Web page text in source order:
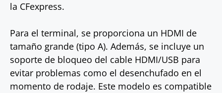
la CFexpress.
Para el terminal, se proporciona un HDMI de
tamaño grande (tipo A). Además, se incluye un
soporte de bloqueo del cable HDMI/USB para
evitar problemas como el desenchufado en el
momento de rodaje. Este modelo es compatible